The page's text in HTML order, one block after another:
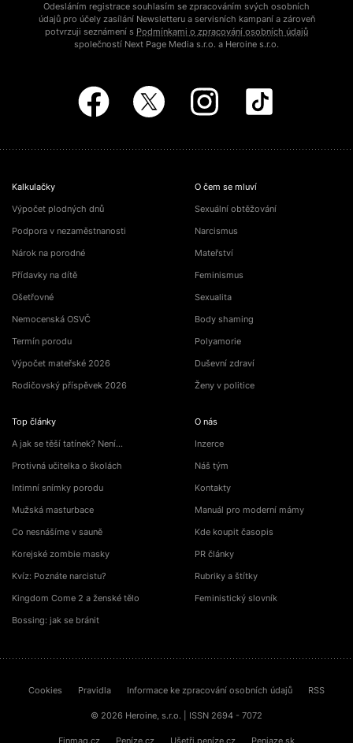
Odesláním registrace souhlasím se zpracováním svých osobních
údajů pro účely zasílání Newsletteru a servisních kampaní a zároveň
potvrzuji seznámení s Podmínkami o zpracování osobních údajů
společností Next Page Media s.r.o. a Heroine s.r.o.
Kalkulačky
Výpočet plodných dnů
Podpora v nezaměstnanosti
Nárok na porodné
Přídavky na dítě
Ošetřovné
Nemocenská OSVČ
Termín porodu
Výpočet mateřské 2026
Rodičovský příspěvek 2026
Top články
A jak se těší tatínek? Není…
Protivná učitelka o školách
Intimní snímky porodu
Mužská masturbace
Co nesnášíme v sauně
Korejské zombie masky
Kvíz: Poznáte narcistu?
Kingdom Come 2 a ženské tělo
Bossing: jak se bránit
O čem se mluví
Sexuální obtěžování
Narcismus
Mateřství
Feminismus
Sexualita
Body shaming
Polyamorie
Duševní zdraví
Ženy v politice
O nás
Inzerce
Náš tým
Kontakty
Manuál pro moderní mámy
Kde koupit časopis
PR články
Rubriky a štítky
Feministický slovník
Cookies Pravidla Informace ke zpracování osobních údajů RSS
© 2026 Heroine, s.r.o. | ISSN 2694 - 7072